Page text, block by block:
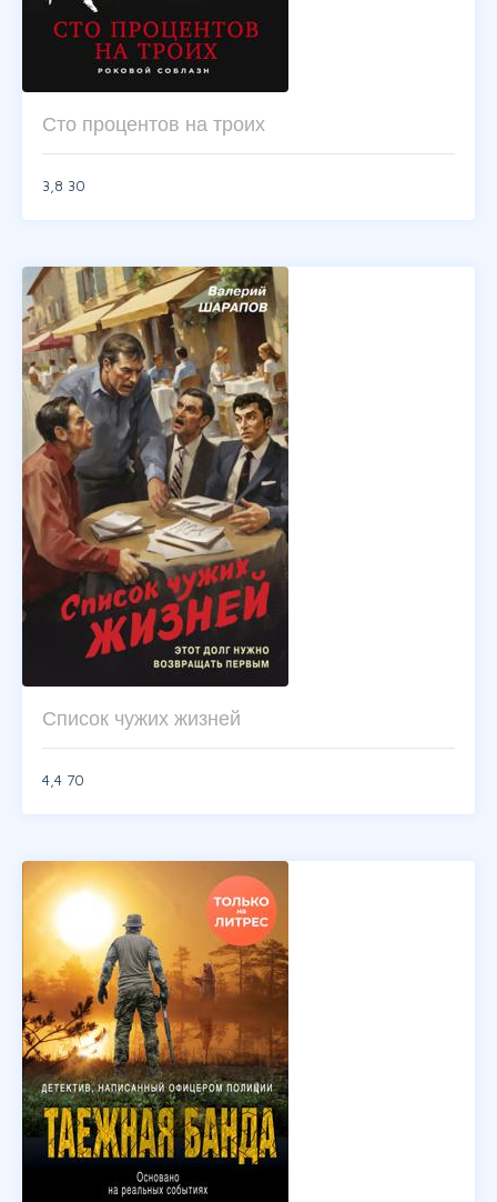
Сто процентов на троих
3,8 30
Список чужих жизней
4,4 70